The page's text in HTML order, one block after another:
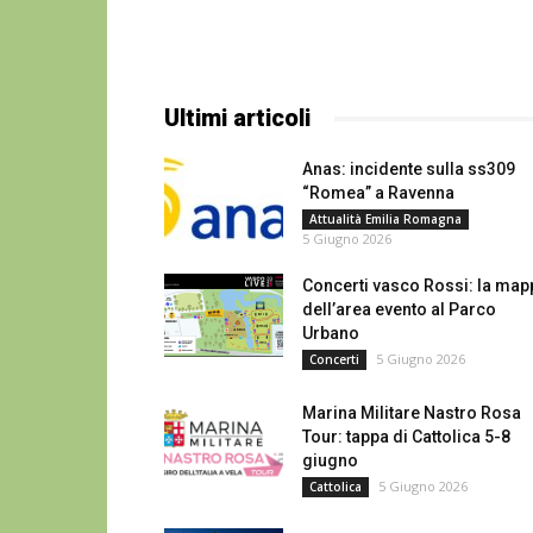
Ultimi articoli
Anas: incidente sulla ss309
“Romea” a Ravenna
Attualità Emilia Romagna
5 Giugno 2026
Concerti vasco Rossi: la
dell’area evento al Parco
Urbano
Concerti 5 Giugno 2026
Marina Militare Nastro Rosa
Tour: tappa di Cattolica 5-8
giugno
Cattolica 5 Giugno 2026